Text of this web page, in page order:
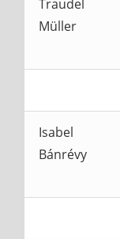
Traudel
Müller
Isabel
Bánrévy